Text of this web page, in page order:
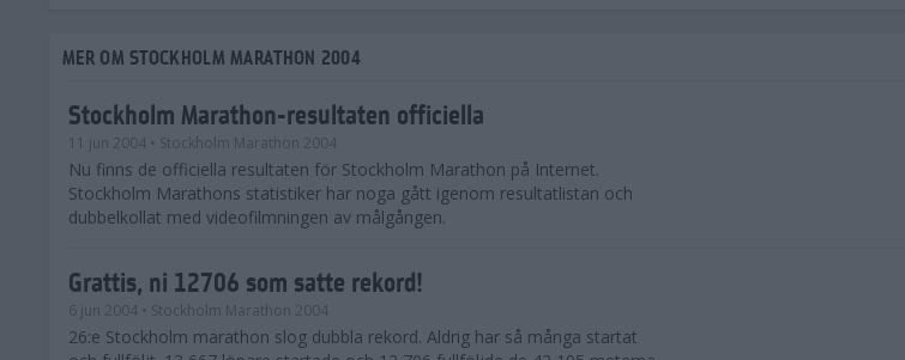
MER OM STOCKHOLM MARATHON 2004
Stockholm Marathon-resultaten officiella
11 jun 2004 • Stockholm Marathon 2004
Nu finns de officiella resultaten för Stockholm Marathon på Internet.
Stockholm Marathons statistiker har noga gått igenom resultatlistan och
dubbelkollat med videofilmningen av målgången.
Grattis, ni 12706 som satte rekord!
6 jun 2004 • Stockholm Marathon 2004
26:e Stockholm marathon slog dubbla rekord. Aldrig har så många startat